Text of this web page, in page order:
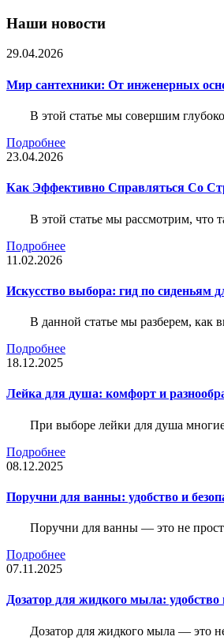
Наши новости
29.04.2026
Мир сантехники: От инженерных
В этой статье мы совершим
Подробнее
23.04.2026
Как Эффективно Справляться Со
В этой статье мы рассмотрим, что
Подробнее
11.02.2026
Искусство выбора: гид по сиденьям
В данной статье мы разберем, как
Подробнее
18.12.2025
Лейка для душа: комфорт и
При выборе лейки для душа
Подробнее
08.12.2025
Поручни для ванны: удобство и
Поручни для ванны — это не
Подробнее
07.11.2025
Дозатор для жидкого мыла: удобство
Дозатор для жидкого мыла — это